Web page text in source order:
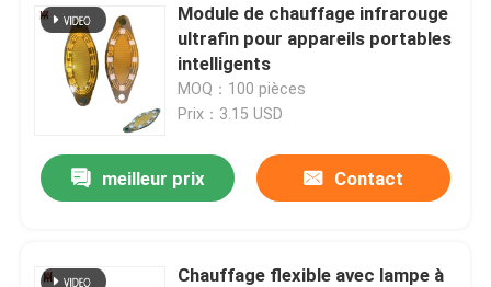
Module de chauffage infrarouge
ultrafin pour appareils portables
intelligents
MOQ：100 pièces
Prix：3.15 USD
meilleur prix Contact
Chauffage flexible avec lampe à